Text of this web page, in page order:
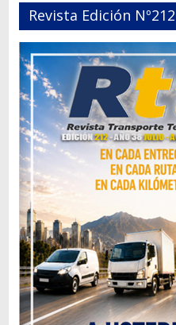
Revista Edición Nº212